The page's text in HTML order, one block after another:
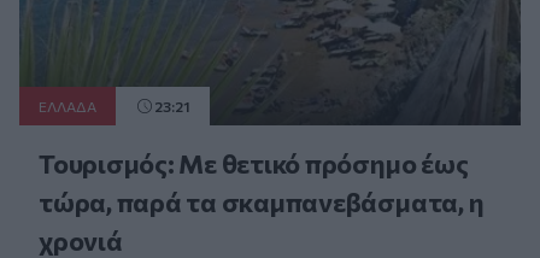
ΕΛΛAΔΑ 23:21
Τουρισμός: Με θετικό πρόσημο έως
τώρα, παρά τα σκαμπανεβάσματα, η
χρονιά